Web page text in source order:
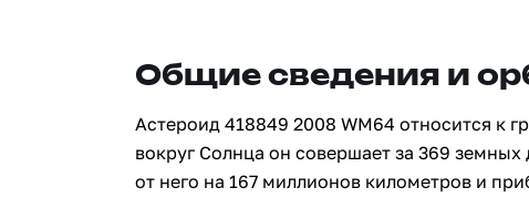
Общие сведения и
Астероид 418849 2008 WM64 относится к
вокруг Солнца он совершает за 369
от него на 167 миллионов километров и